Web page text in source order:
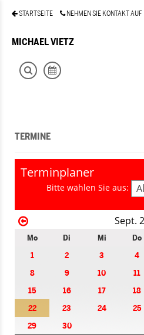
STARTSEITE NEHMEN SIE KONTAKT AUF
MICHAEL VIETZ
TERMINE
Terminplaner
Bitte wählen Sie aus:
Sept.
Mo Di Mi Do
1
2 3 4
8
9 10 11
15
16 17 18
22
23 24 25
29
30